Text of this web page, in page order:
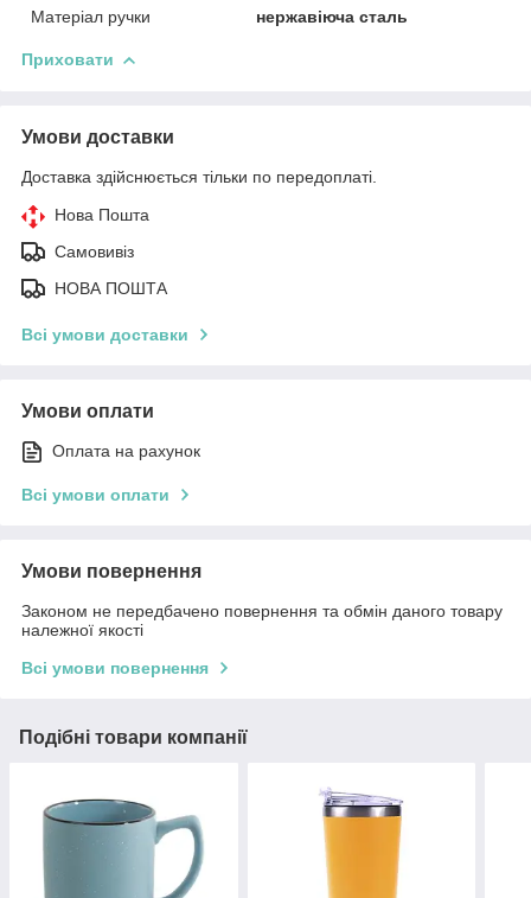
Матеріал ручки
нержавіюча сталь
Приховати
Умови доставки
Доставка здійснюється тільки по передоплаті.
Нова Пошта
Самовивіз
НОВА ПОШТА
Всі умови доставки
Умови оплати
Оплата на рахунок
Всі умови оплати
Умови повернення
Законом не передбачено повернення та обмін даного товару
належної якості
Всі умови повернення
Подібні товари компанії